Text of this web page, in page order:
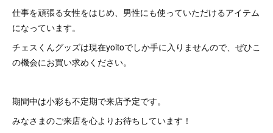
仕事を頑張る女性をはじめ、男性にも使っていただけるアイテム
になっています。
チェスくんグッズは現在yoitoでしか手に入りませんので、ぜひこ
の機会にお買い求めください。
期間中は小彩も不定期で来店予定です。
みなさまのご来店を心よりお待ちしています！